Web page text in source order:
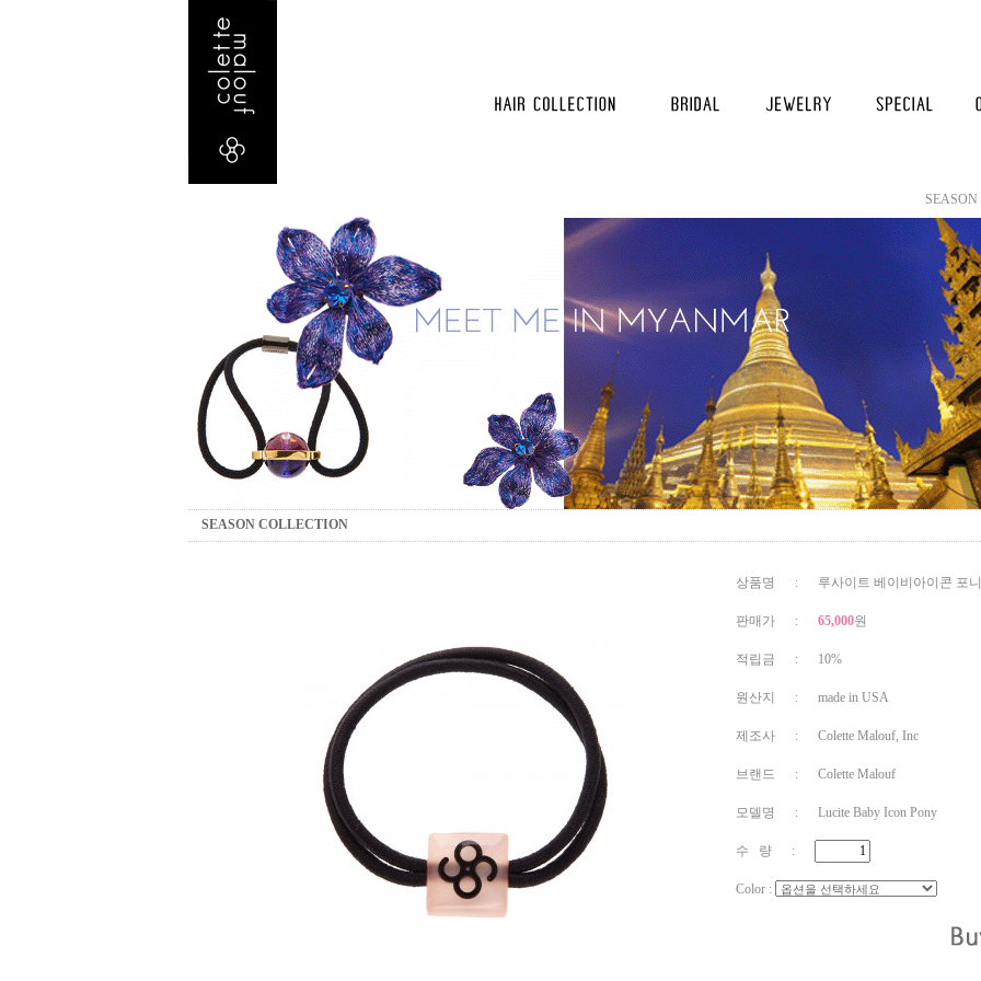
SEASON COLLECTION
상품명 : 루사이트 베이비아이콘 포니
판매가 : 65,000원
적립금 : 10%
원산지 : made in USA
제조사 : Colette Malouf, Inc
브랜드 : Colette Malouf
모델명 : Lucite Baby Icon Pony
수 량 :
Color :